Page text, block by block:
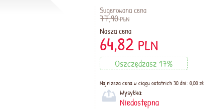
Sugerowana cena
77,90PLN
Nasza cena
64,82 PLN
Oszczędzasz 17%
Najniższa cena w ciągu ostatnich 30 dni: 0,00 zł
Wysyłka:
Niedostępna